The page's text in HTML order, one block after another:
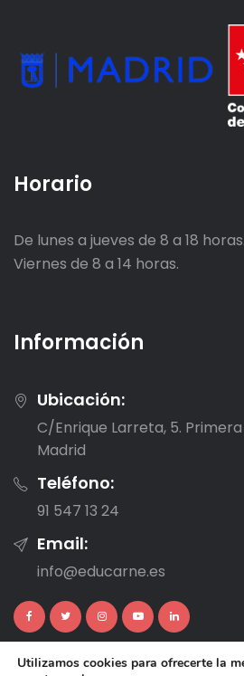
Horario
De lunes a jueves de 8 a 18 horas.
Viernes de 8 a 14 horas.
Información
Ubicación:
C/Enrique Larreta, 5.
Madrid
Teléfono:
91 547 13 24
Email:
info@educarne.es
Utilizamos cookies para ofrecerte la